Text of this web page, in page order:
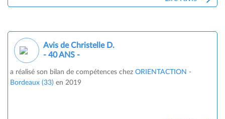
Avis de Christelle D.
- 40 ANS -
a réalisé son bilan de compétences chez ORIENTACTION -
Bordeaux (33) en 2019